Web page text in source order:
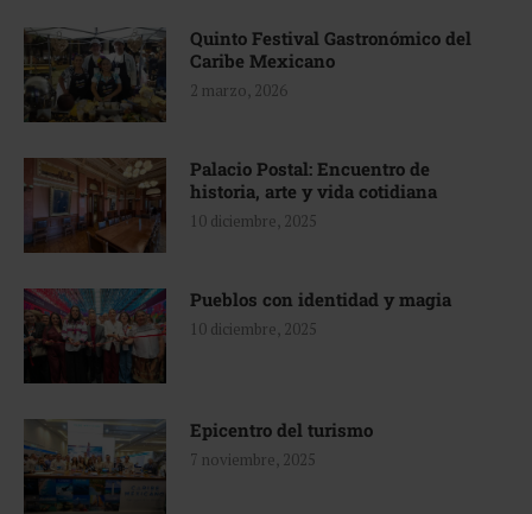
Quinto Festival Gastronómico del
Caribe Mexicano
2 marzo, 2026
Palacio Postal: Encuentro de
historia, arte y vida cotidiana
10 diciembre, 2025
Pueblos con identidad y magia
10 diciembre, 2025
Epicentro del turismo
7 noviembre, 2025